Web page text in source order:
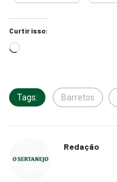
Curtir isso:
Tags: Barretos
Redação